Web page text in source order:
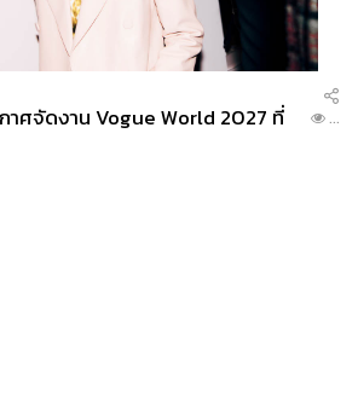
าศจัดงาน Vogue World 2027 ที่
...